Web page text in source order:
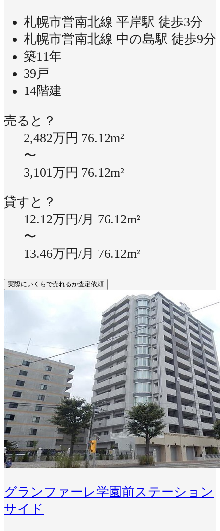
札幌市営南北線 平岸駅 徒歩3分
札幌市営南北線 中の島駅 徒歩9分
築11年
39戸
14階建
売ると？
2,482万円 76.12m²
〜
3,101万円 76.12m²
貸すと？
12.12万円/月 76.12m²
〜
13.46万円/月 76.12m²
実際にいくらで売れるか査定依頼
グランファーレ学園前ステーション
サイド